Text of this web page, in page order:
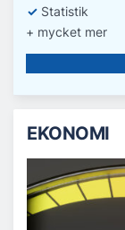
✓ Statistik
+ mycket mer
EKONOMI